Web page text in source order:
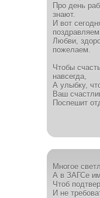
Про день
знают.
И вот
Любви,
пожелаем.
Чтобы
навсегда,
А улыбку,
Ваш
Поспешит
Многое
А в ЗАГСе
Чтоб
И не